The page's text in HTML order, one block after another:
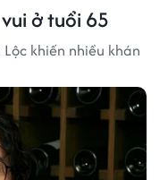
ở tuổi 65
khiến nhiều khán